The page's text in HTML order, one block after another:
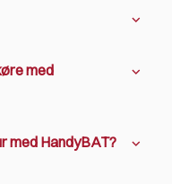
med
med HandyBAT?